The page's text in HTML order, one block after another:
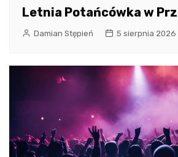
Letnia Potańcówka w
Damian Stępień 5 sierpnia 2026